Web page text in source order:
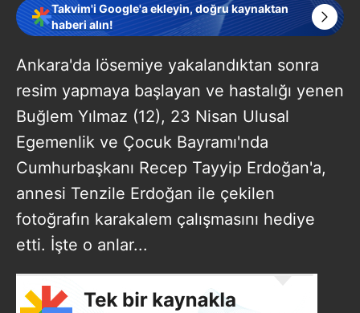
Takvim'i Google'a ekleyin, doğru kaynaktan
haberi alın!
Ankara'da lösemiye yakalandıktan sonra
resim yapmaya başlayan ve hastalığı yenen
Buğlem Yılmaz (12), 23 Nisan Ulusal
Egemenlik ve Çocuk Bayramı'nda
Cumhurbaşkanı Recep Tayyip Erdoğan'a,
annesi Tenzile Erdoğan ile çekilen
fotoğrafın karakalem çalışmasını hediye
etti. İşte o anlar...